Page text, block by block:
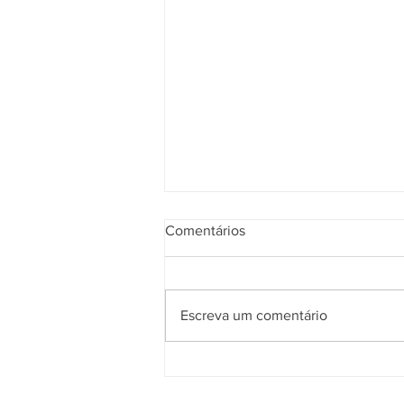
Comentários
Escreva um comentário